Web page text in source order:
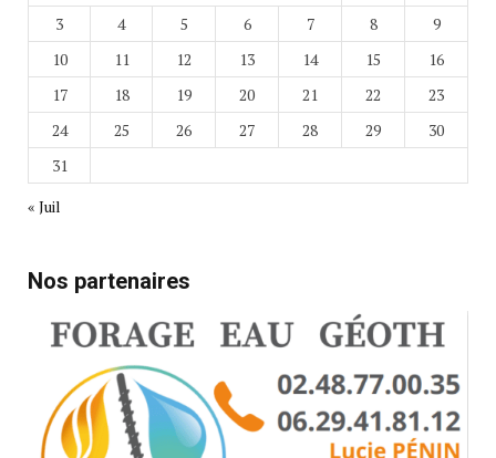
3
4 5 6 7 8
9
10
11 12 13 14 15
16
17
18 19 20 21 22
23
24
25 26 27 28 29
30
31
« Juil
Nos partenaires